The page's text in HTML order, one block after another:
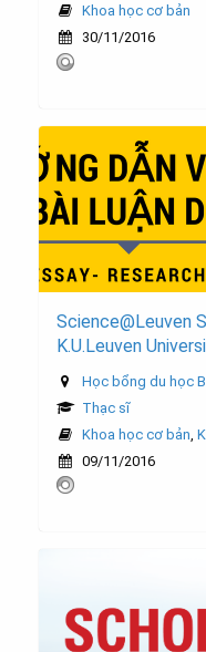
Khoa học cơ bản
30/11/2016
Science@Leuven
K.U.Leuven
Học bổng du học
Thạc sĩ
Khoa học cơ bản
09/11/2016